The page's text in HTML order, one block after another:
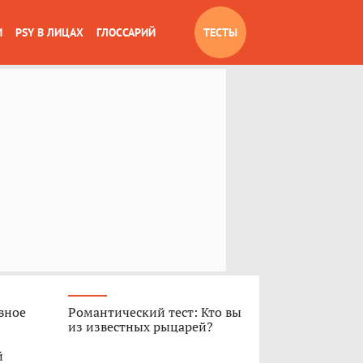
PSY В ЛИЦАХ ГЛОССАРИЙ ТЕСТЫ
Романтический тест: Кто вы
из известных рыцарей?